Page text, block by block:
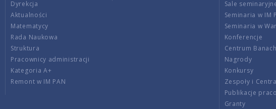
Dyrekcja
Aktualności
Matematycy
Rada Naukowa
Struktura
Pracownicy administracji
Kategoria A+
Remont w IM PAN
Sale
Seminaria w IM
Seminaria w
Konferencje
Centrum
Nagrody
Konkursy
Zespoły i
Publikacje
Granty